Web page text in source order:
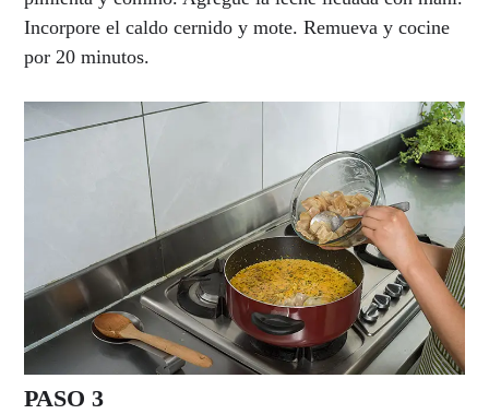
Incorpore el caldo cernido y mote. Remueva y cocine
por 20 minutos.
PASO 3